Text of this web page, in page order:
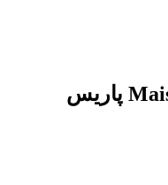
رستوران Maison Pic Valence پاریس